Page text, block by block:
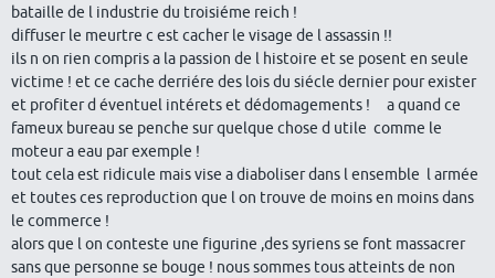
bataille de l industrie du troisiéme reich !
diffuser le meurtre c est cacher le visage de l assassin !!
ils n on rien compris a la passion de l histoire et se posent en seule
victime ! et ce cache derriére des lois du siécle dernier pour exister
et profiter d éventuel intérets et dédomagements ! a quand ce
fameux bureau se penche sur quelque chose d utile comme le
moteur a eau par exemple !
tout cela est ridicule mais vise a diaboliser dans l ensemble l armée
et toutes ces reproduction que l on trouve de moins en moins dans
le commerce !
alors que l on conteste une figurine ,des syriens se font massacrer
sans que personne se bouge ! nous sommes tous atteints de non